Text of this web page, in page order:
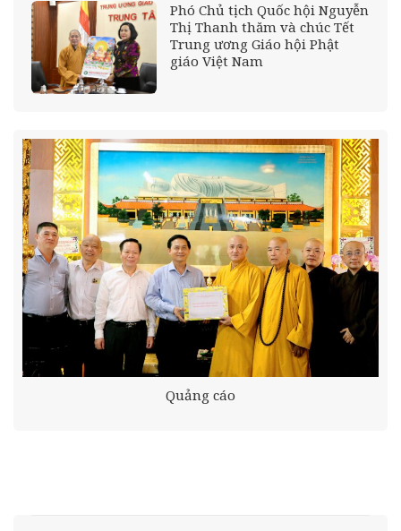
Phó Chủ tịch Quốc hội Nguyễn
Thị Thanh thăm và chúc Tết
Trung ương Giáo hội Phật
giáo Việt Nam
Quảng cáo